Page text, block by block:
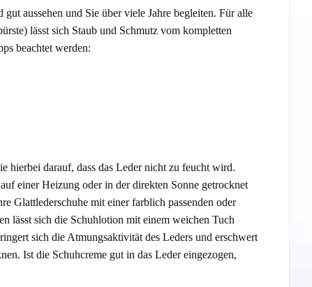
aussehen und Sie über viele Jahre begleiten. Für alle
lässt sich Staub und Schmutz vom kompletten
beachtet werden:
hierbei darauf, dass das Leder nicht zu feucht wird.
einer Heizung oder in der direkten Sonne getrocknet
Glattlederschuhe mit einer farblich passenden oder
lässt sich die Schuhlotion mit einem weichen Tuch
sich die Atmungsaktivität des Leders und erschwert
Ist die Schuhcreme gut in das Leder eingezogen,